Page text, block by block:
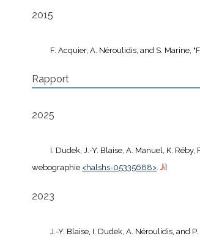
2015
F. Acquier, A. Néroulidis, and S. Marine,
Rapport
2025
I. Dudek, J.-Y. Blaise, A. Manuel, K.
webographie <halshs-05335688>.
2023
J.-Y. Blaise, I. Dudek, A. Néroulidis, and